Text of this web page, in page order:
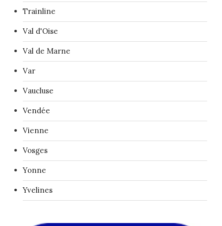
Trainline
Val d'Oise
Val de Marne
Var
Vaucluse
Vendée
Vienne
Vosges
Yonne
Yvelines